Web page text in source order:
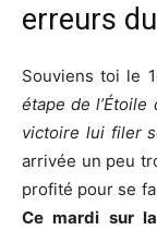
erreurs
Souviens toi le
étape de
victoire lui filer
arrivée un peu
profité pour se
Ce mardi sur